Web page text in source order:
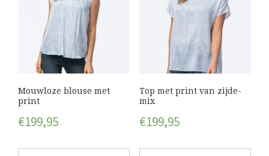
Mouwloze blouse met
print
€199,95
Top met print van zijde-
mix
€199,95